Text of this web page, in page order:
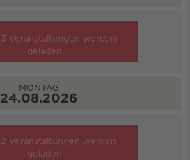
3 Veranstaltungen werden
geladen
MONTAG
24.08.2026
2 Veranstaltungen werden
geladen